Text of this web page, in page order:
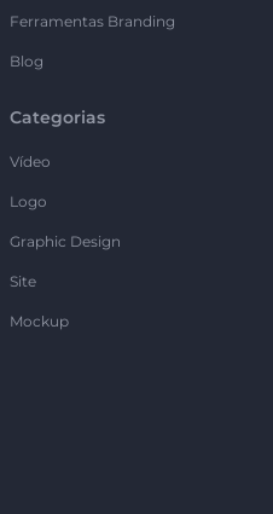
Ferramentas Branding
Blog
Categorias
Vídeo
Logo
Graphic Design
Site
Mockup